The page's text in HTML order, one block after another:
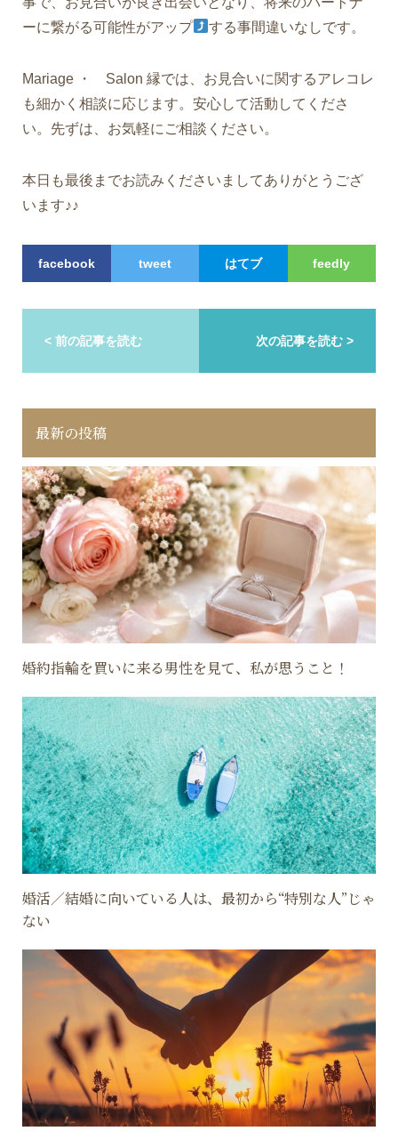
ーに繋がる可能性がアップ
する事間違いなしです。
Mariage ・ Salon 縁では、お見合いに関するアレコレ
も細かく相談に応じます。安心して活動してくださ
い。先ずは、お気軽にご相談ください。
本日も最後までお読みくださいましてありがとうござ
います♪♪
facebook tweet はてブ feedly
< 前の記事を読む 次の記事を読む >
最新の投稿
婚約指輪を買いに来る男性を見て、私が思うこと！
婚活／結婚に向いている人は、最初から“特別な人”じゃ
ない